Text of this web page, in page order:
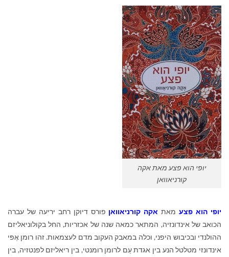
יופי הוא פצע מאת אקה
קורניאוואן
יופי הוא פצעמאת אקה קורניאוואן פורס דיוקן רחב יריעה של עברה
הכואב של אינדונזיה, המתאר כמאה שנה של אכזריות, החל בקולוניאליזם
ההולנדי ובכיבוש היפני, וכלה במאבק העקוב מדם לעצמאות. זהו רומן אֶפּי
אינדונזי מטלטל הנע בין אגדת עַם לרומן רומנטי, בין ריאליזם לפנטזיה, בין